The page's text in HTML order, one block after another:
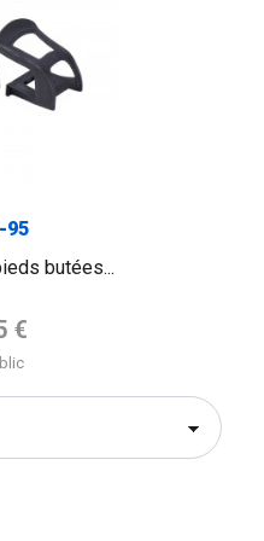
95
butées...
de base
€